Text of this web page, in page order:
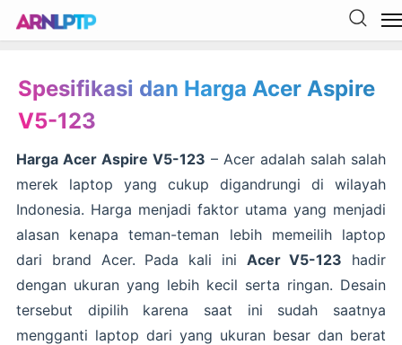
Spesifikasi dan Harga Acer Aspire
V5-123
Harga Acer Aspire V5-123 – Acer adalah salah salah
merek laptop yang cukup digandrungi di wilayah
Indonesia. Harga menjadi faktor utama yang menjadi
alasan kenapa teman-teman lebih memeilih laptop
dari brand Acer. Pada kali ini Acer V5-123 hadir
dengan ukuran yang lebih kecil serta ringan. Desain
tersebut dipilih karena saat ini sudah saatnya
mengganti laptop dari yang ukuran besar dan berat